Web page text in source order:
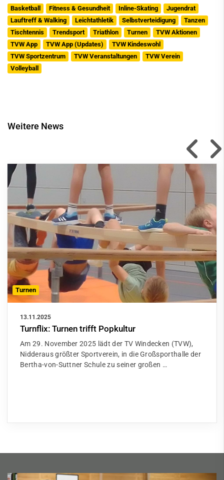
Basketball Fitness & Gesundheit Inline-Skating
Jugendrat
Lauftreff & Walking
Leichtathletik Selbstverteidigung
Tanzen
Tischtennis
Trendsport Triathlon Turnen
TVW Aktionen
TVW App
TVW App (Updates)
TVW Kindeswohl
TVW Sportzentrum
TVW Veranstaltungen
TVW Verein
Volleyball
Weitere News
Turnen
13.11.2025
Turnflix: Turnen trifft Popkultur
Am 29. November 2025 lädt der TV Windecken (TVW),
Nidderaus größter Sportverein, in die Großsporthalle der
Bertha-von-Suttner Schule zu seiner großen …